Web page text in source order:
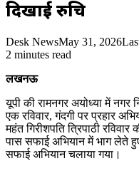
दिखाई रुचि
Desk NewsMay 31, 2026
2 minutes read
लखनऊ
यूपी की रामनगर अयोध्या में
एक रविवार, गंदगी पर प्रहार
महंत गिरीशपति त्रिपाठी
पास सफाई अभियान में भाग लेते
सफाई अभियान चलाया गया।